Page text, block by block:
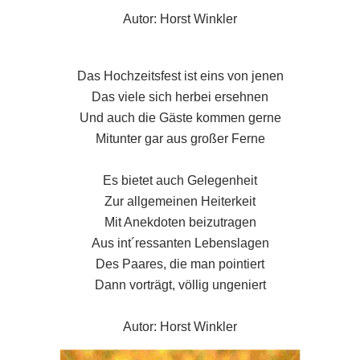
Autor: Horst Winkler
Das Hochzeitsfest ist eins von jenen
Das viele sich herbei ersehnen
Und auch die Gäste kommen gerne
Mitunter gar aus großer Ferne
Es bietet auch Gelegenheit
Zur allgemeinen Heiterkeit
Mit Anekdoten beizutragen
Aus int´ressanten Lebenslagen
Des Paares, die man pointiert
Dann vorträgt, völlig ungeniert
Autor: Horst Winkler